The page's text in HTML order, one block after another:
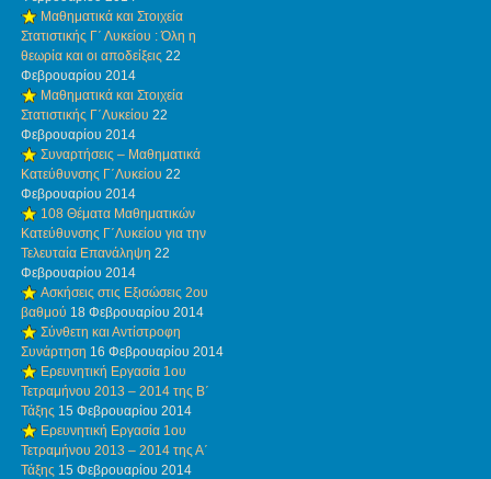
Μαθηματικά και Στοιχεία
Στατιστικής Γ΄ Λυκείου : Όλη η
θεωρία και οι αποδείξεις 22
Φεβρουαρίου 2014
Μαθηματικά και Στοιχεία
Στατιστικής Γ΄Λυκείου 22
Φεβρουαρίου 2014
Συναρτήσεις – Μαθηματικά
Κατεύθυνσης Γ΄Λυκείου 22
Φεβρουαρίου 2014
108 Θέματα Μαθηματικών
Κατεύθυνσης Γ΄Λυκείου για την
Τελευταία Επανάληψη 22
Φεβρουαρίου 2014
Ασκήσεις στις Εξισώσεις 2ου
βαθμού 18 Φεβρουαρίου 2014
Σύνθετη και Αντίστροφη
Συνάρτηση 16 Φεβρουαρίου 2014
Ερευνητική Εργασία 1ου
Τετραμήνου 2013 – 2014 της Β΄
Τάξης 15 Φεβρουαρίου 2014
Ερευνητική Εργασία 1ου
Τετραμήνου 2013 – 2014 της Α΄
Τάξης 15 Φεβρουαρίου 2014